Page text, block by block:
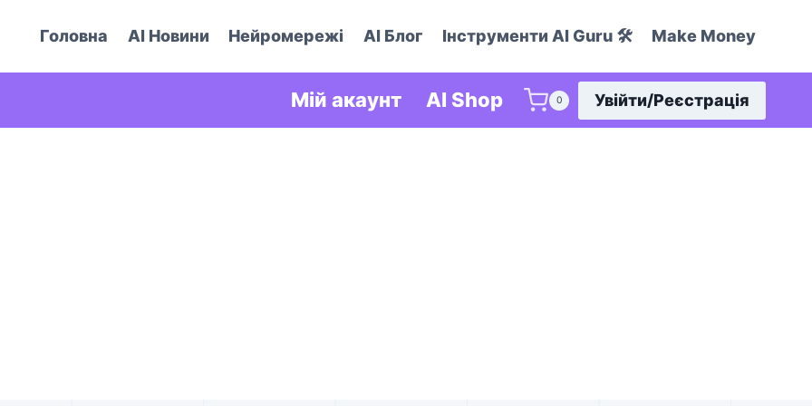
Головна AI Новини Нейромережі AI Блог Інструменти AI Guru 🛠️ Make Money
Мій акаунт AI Shop 0 Увійти/Реєстрація